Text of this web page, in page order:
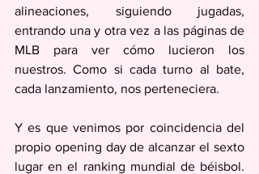
alineaciones, siguiendo jugadas,
entrando una y otra vez a las páginas de
MLB para ver cómo lucieron los
nuestros. Como si cada turno al bate,
cada lanzamiento, nos perteneciera.
Y es que venimos por coincidencia del
propio opening day de alcanzar el sexto
lugar en el ranking mundial de béisbol.